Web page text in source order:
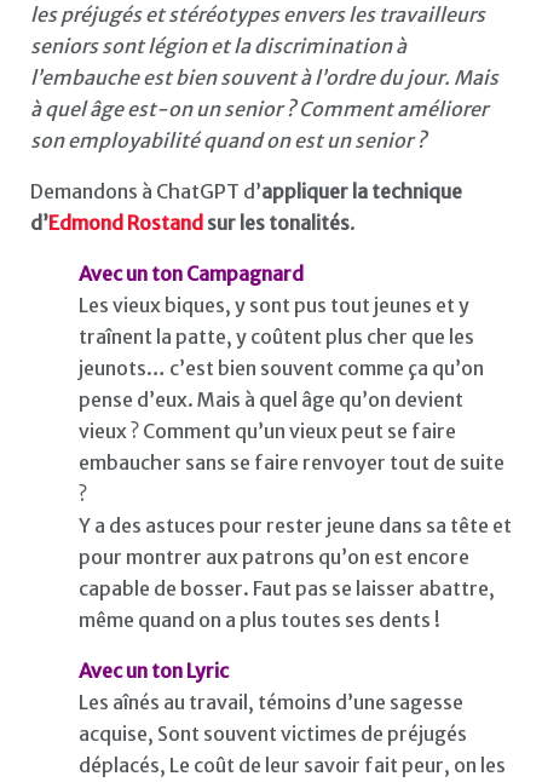
les préjugés et stéréotypes envers les travailleurs
seniors sont légion et la discrimination à
l’embauche est bien souvent à l’ordre du jour. Mais
à quel âge est-on un senior ? Comment améliorer
son employabilité quand on est un senior ?
Demandons à ChatGPT d’appliquer la technique
d’Edmond Rostand sur les tonalités.
Avec un ton Campagnard
Les vieux biques, y sont pus tout jeunes et y
traînent la patte, y coûtent plus cher que les
jeunots… c’est bien souvent comme ça qu’on
pense d’eux. Mais à quel âge qu’on devient
vieux ? Comment qu’un vieux peut se faire
embaucher sans se faire renvoyer tout de suite
?
Y a des astuces pour rester jeune dans sa tête et
pour montrer aux patrons qu’on est encore
capable de bosser. Faut pas se laisser abattre,
même quand on a plus toutes ses dents !
Avec un ton Lyric
Les aînés au travail, témoins d’une sagesse
acquise, Sont souvent victimes de préjugés
déplacés, Le coût de leur savoir fait peur, on les